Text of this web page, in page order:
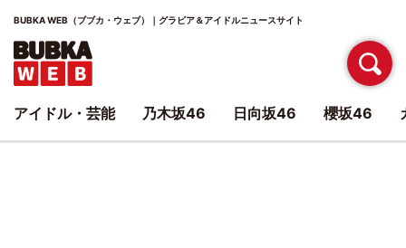
BUBKA WEB（ブブカ・ウェブ）｜グラビア＆アイドルニュースサイト
アイドル・芸能 乃木坂46 日向坂46 櫻坂46